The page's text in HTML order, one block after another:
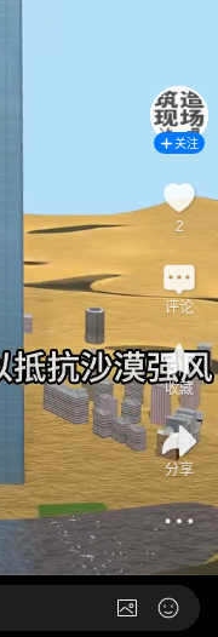
关注
2
评论
收藏
分享